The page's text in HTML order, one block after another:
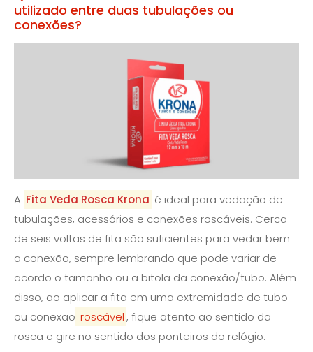
utilizado entre duas tubulações ou
conexões?
A Fita Veda Rosca Krona é ideal para vedação de
tubulações, acessórios e conexões roscáveis. Cerca
de seis voltas de fita são suficientes para vedar bem
a conexão, sempre lembrando que pode variar de
acordo o tamanho ou a bitola da conexão/tubo. Além
disso, ao aplicar a fita em uma extremidade de tubo
ou conexão roscável, fique atento ao sentido da
rosca e gire no sentido dos ponteiros do relógio.